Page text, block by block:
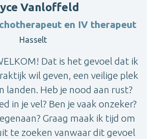
Vanloffeld
en IV therapeut
Hasselt
Dat is het gevoel dat ik
wil geven, een veilige plek
landen. Heb je nood aan rust?
in je vel? Ben je vaak onzeker?
Graag maak ik tijd om
te zoeken vanwaar dit gevoel